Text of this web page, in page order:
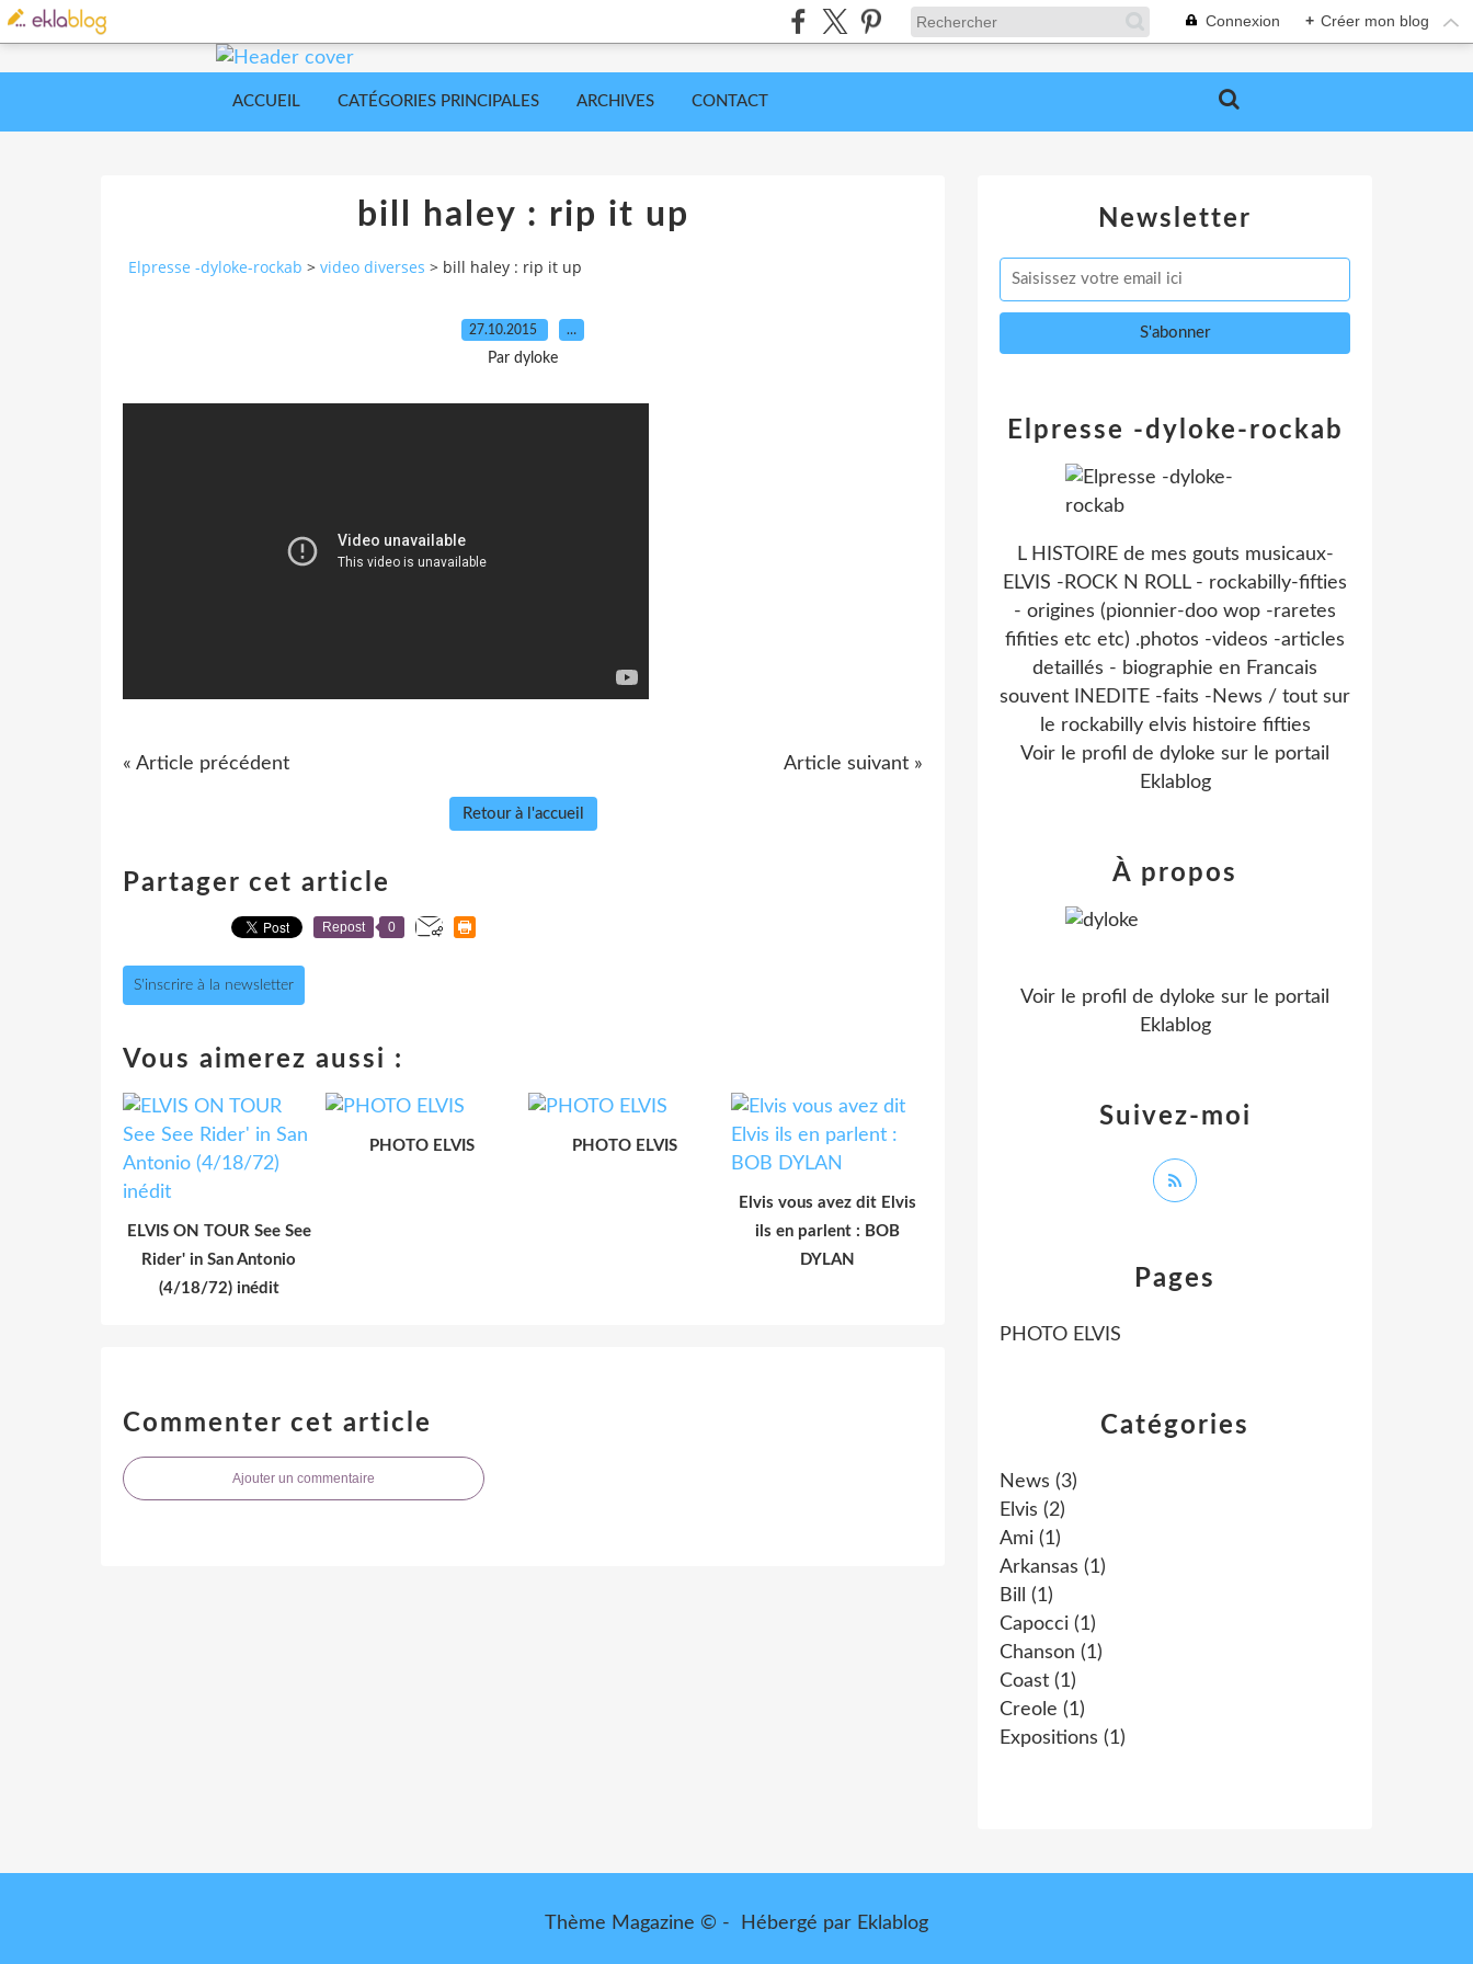
Connexion + Créer mon blog
ACCUEIL CATÉGORIES PRINCIPALES ARCHIVES CONTACT
bill haley : rip it up
Elpresse -dyloke-rockab > video diverses > bill haley : rip it up
27.10.2015 …
Par dyloke
« Article précédent Article suivant »
Retour à l'accueil
Partager cet article
Repost 0
S'inscrire à la newsletter
Vous aimerez aussi :
ELVIS ON TOUR See See
Rider' in San Antonio
(4/18/72) inédit
PHOTO ELVIS PHOTO ELVIS
Elvis vous avez dit Elvis
ils en parlent : BOB
DYLAN
Commenter cet article
Ajouter un commentaire
Newsletter
Catégories
News (3)
Elvis (2)
Ami (1)
Arkansas (1)
Bill
(1)
Capocci (1)
Chanson (1)
Coast (1)
Creole (1)
Expositions (1)
Pages
PHOTO ELVIS
Elpresse -dyloke-rockab
L HISTOIRE de mes gouts musicaux-
ELVIS -ROCK N ROLL - rockabilly-fifties
- origines (pionnier-doo wop -raretes
fifities etc etc) .photos -videos -articles
detaillés - biographie en Francais
souvent INEDITE -faits -News / tout sur
le rockabilly elvis histoire fifties
Voir le profil de dyloke sur le portail
Eklablog
Suivez-moi
À propos
Voir le profil de dyloke sur le portail
Eklablog
Thème Magazine © - Hébergé par Eklablog